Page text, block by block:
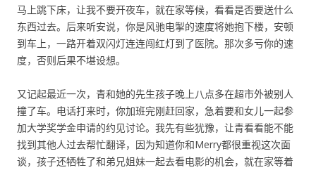
马上跳下床，让我不要开夜车，就在家等候，看看是否要送什么
东西过去。后来听安说，你是风驰电掣的速度将她抱下楼，安顿
到车上，一路开着双闪灯连连闯红灯到了医院。那次多亏你的速
度，否则后果不堪设想。
又记起最近一次，青和她的先生孩子晚上八点多在超市外被别人
撞了车。电话打来时，你加班完刚赶回家，急着要和女儿一起参
加大学奖学金申请的约见讨论。我先有些犹豫，让青看看能不能
找到其他人过去帮忙翻译，因为知道你和Merry都很重视这次面
谈，孩子还牺牲了和弟兄姐妹一起去看电影的机会，就在家等着